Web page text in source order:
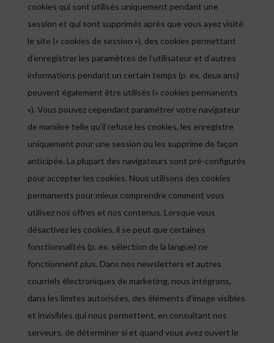
cookies qui sont utilisés uniquement pendant une
session et qui sont supprimés après que vous ayez visité
le site (« cookies de session »), des cookies permettant
d’enregistrer les paramètres de l’utilisateur et d’autres
informations pendant un certain temps (p. ex. deux ans)
peuvent également être utilisés (« cookies permanents
»). Vous pouvez cependant paramétrer votre navigateur
de manière telle qu’il refuse les cookies, les enregistre
uniquement pour une session ou les supprime de façon
anticipée. La plupart des navigateurs sont pré-configurés
pour accepter les cookies. Nous utilisons des cookies
permanents pour mieux comprendre comment vous
utilisez nos offres et nos contenus. Lorsque vous
désactivez les cookies, il se peut que certaines
fonctionnalités (p. ex. sélection de la langue) ne
fonctionnent plus. Dans nos newsletters et autres
courriels électroniques de marketing, nous intégrons,
dans les limites autorisées, des éléments d’image visibles
et invisibles qui nous permettent, en consultant nos
serveurs, de déterminer si et quand vous avez ouvert le